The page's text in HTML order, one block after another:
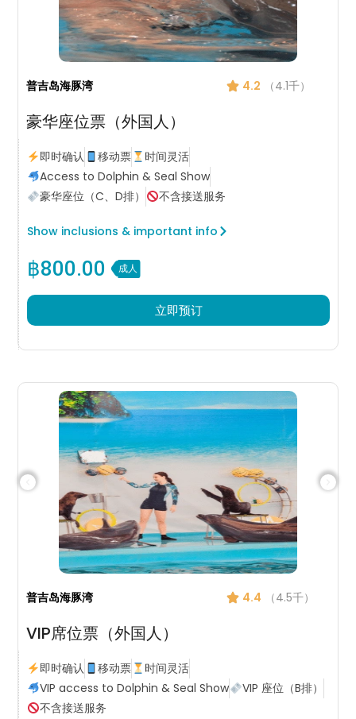
普吉岛海豚湾 4.2 （4.1千）
豪华座位票（外国人）
即时确认 移动票
时间灵活
Access to Dolphin & Seal Show
豪华座位（C、D排）
不含接送服务
Show inclusions & important info
฿800.00 成人
立即预订
普吉岛海豚湾 4.4 （4.5千）
VIP席位票（外国人）
即时确认 移动票
时间灵活
VIP access to Dolphin & Seal Show
VIP 座位（B排）
不含接送服务